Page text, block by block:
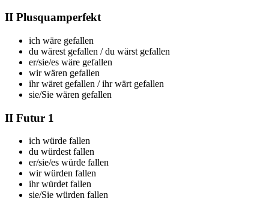
II Plusquamperfekt
ich wäre gefallen
du wärest gefallen / du wärst gefallen
er/sie/es wäre gefallen
wirwären gefallen
ihrwäret gefallen / ihrwärt gefallen
sie/Sie wären gefallen
II Futur 1
ich würde fallen
du würdest fallen
er/sie/es würde fallen
wirwürden fallen
ihrwürdet fallen
sie/Sie würden fallen